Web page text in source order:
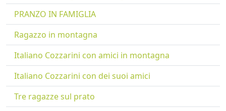
PRANZO IN FAMIGLIA
Ragazzo in montagna
Italiano Cozzarini con amici in montagna
Italiano Cozzarini con dei suoi amici
Tre ragazze sul prato